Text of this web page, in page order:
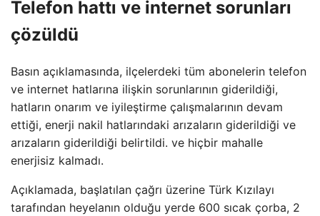
Telefon hattı ve internet sorunları
çözüldü
Basın açıklamasında, ilçelerdeki tüm abonelerin telefon
ve internet hatlarına ilişkin sorunlarının giderildiği,
hatların onarım ve iyileştirme çalışmalarının devam
ettiği, enerji nakil hatlarındaki arızaların giderildiği ve
arızaların giderildiği belirtildi. ve hiçbir mahalle
enerjisiz kalmadı.
Açıklamada, başlatılan çağrı üzerine Türk Kızılayı
tarafından heyelanın olduğu yerde 600 sıcak çorba, 2